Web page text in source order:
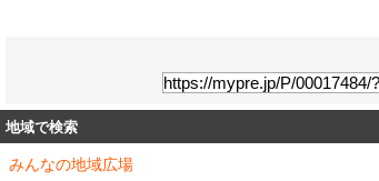
地域で検索
みんなの地域広場